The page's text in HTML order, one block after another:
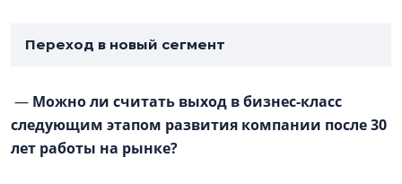
Переход в новый сегмент
— Можно ли считать выход в бизнес-класс
следующим этапом развития компании после 30
лет работы на рынке?